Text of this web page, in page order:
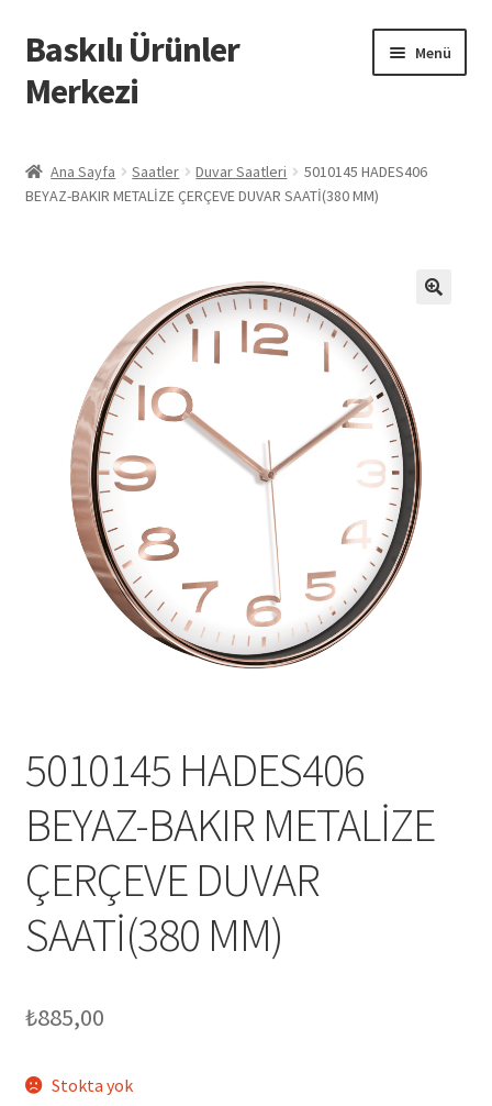
Dolaşıma
geç
İçeriğe
geç
Baskılı Ürünler
Merkezi
Menü
Baskılı Ürünler
İPTAL VE İADE KOŞULLARI
İptal ve İade Politikası
Mesafeli Satış Sözleşmesi
Mesafeli Satış Sözleşmesi
Ana Sayfa Saatler Duvar Saatleri
5010145 HADES406
BEYAZ-BAKIR METALİZE ÇERÇEVE DUVAR SAATİ(380 MM)
5010145 HADES406
BEYAZ-BAKIR METALİZE
ÇERÇEVE DUVAR
SAATİ(380 MM)
₺885,00
Stokta yok